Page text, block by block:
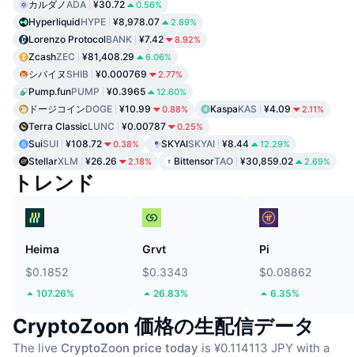
カルダノADA ¥30.72 0.56%
HyperliquidHYPE ¥8,978.07 2.89%
Lorenzo ProtocolBANK ¥7.42 8.92%
ZcashZEC ¥81,408.29 6.06%
シバイヌ SHIB ¥0.000769 2.77%
Pump.funPUMP ¥0.3965 12.60%
ドージコインDOGE ¥10.99 0.88% KaspaKAS ¥4.09 2.11%
Terra ClassicLUNC ¥0.00787 0.25%
SuiSUI ¥108.72 0.38% SKYAISKYAI ¥8.44 12.29%
StellarXLM ¥26.26 2.18% BittensorTAO ¥30,859.02 2.69%
トレンド
Heima
$0.1852
107.26%
Grvt
$0.3343
26.83%
Pi
$0.08862
6.35%
CryptoZoon 価格の生配信データ
The live CryptoZoon price today is ¥0.114113 JPY with a